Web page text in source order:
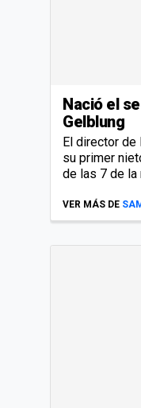
Nació el
Gelblung
El director
su primer
de las 7 de la
VER MÁS DE